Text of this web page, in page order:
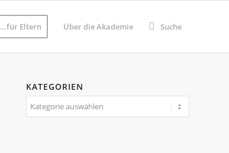
…für Eltern Über die Akademie Suche
KATEGORIEN
Kategorien